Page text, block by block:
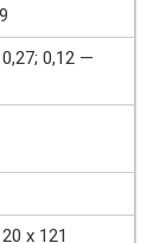
0,12 —
х 121